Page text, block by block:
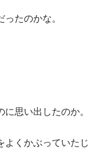
たのかな。
思い出したのか。
よくかぶっていたじ